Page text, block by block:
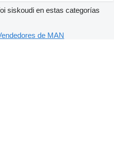
siskoudi en estas categorías
de MAN